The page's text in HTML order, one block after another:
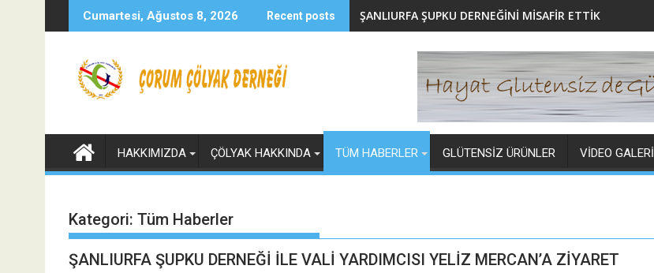
to
Cumartesi, Ağustos 8, 2026 Recent posts LİLA PLUS GLÜTENSİZ ÜRÜN YELPAZESİNİ GENİŞLETTİ
HAKKIMIZDA ÇÖLYAK HAKKINDA TÜM HABERLER GLÜTENSIZ ÜRÜNLER VIDEO GALERI
Kategori: Tüm Haberler
ŞANLIURFA ŞUPKU DERNEĞİ İLE VALİ YARDIMCISI YELİZ MERCAN’A ZİYARET